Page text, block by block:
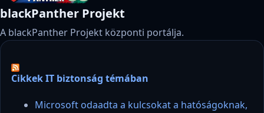
blackPanther Projekt
A blackPanther Projekt központi portálja.
Cikkek IT biztonság témában
Microsoft odaadta a kulcsokat a hatóságoknak,